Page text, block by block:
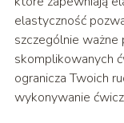
elastyczność
szczególnie
skomplikowanych
ogranicza Twoich
wykonywanie